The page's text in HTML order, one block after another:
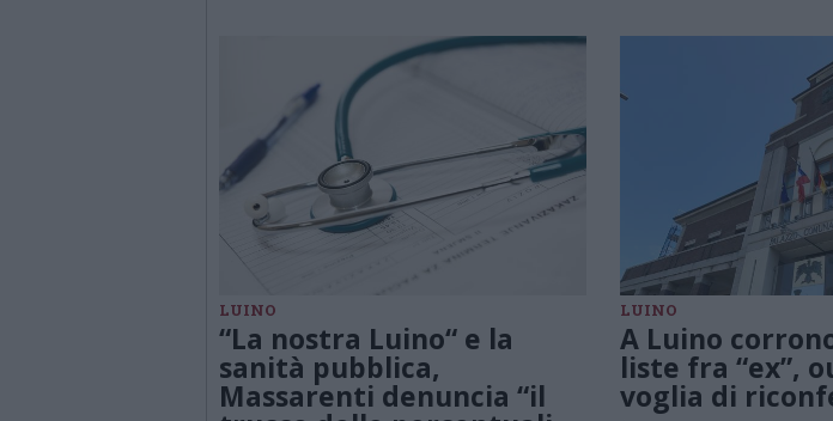
LUINO
“La nostra Luino“ e la
sanità pubblica,
Massarenti denuncia “il
LUINO
A Luino
liste fra “ex”,
voglia di